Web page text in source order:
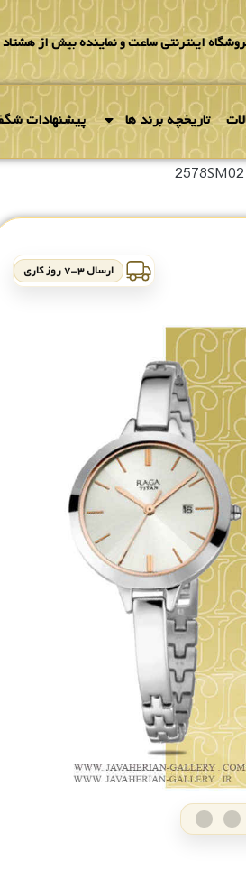
اینترنتی ساعت و نماینده بیش از
تاریخچه برند ها پیشنهادات
ارسال ۳-۷ روز کاری